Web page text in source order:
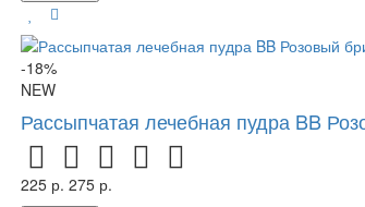
-18%
NEW
Рассыпчатая лечебная пудра BB
225 р. 275 р.